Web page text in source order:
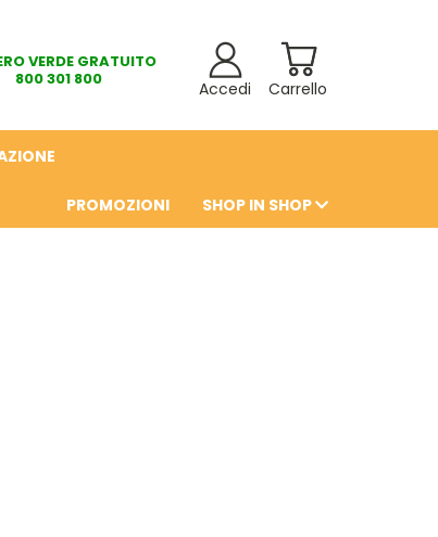
VERDE GRATUITO
800 301 800
Carrello
Accedi
PROMOZIONI SHOP IN SHOP